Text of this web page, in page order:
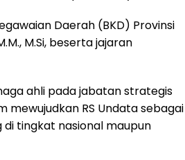
Daerah (BKD) Provinsi
M.Si, beserta jajaran
ahli pada jabatan strategis
RS Undata sebagai
tingkat nasional maupun